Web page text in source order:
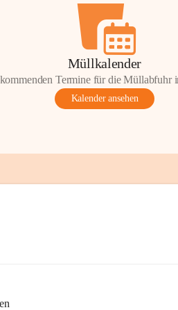
Müllkalender
Termine für die Müllabfuhr
Kalender ansehen